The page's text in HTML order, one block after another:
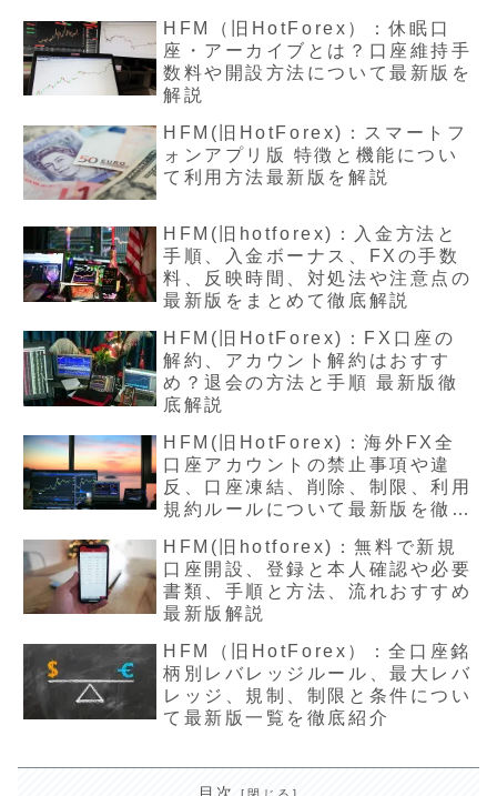
HFM（旧HotForex）：休眠口
座・アーカイブとは？口座維持手
数料や開設方法について最新版を
解説
HFM(旧HotForex)：スマートフ
ォンアプリ版 特徴と機能につい
て利用方法最新版を解説
HFM(旧hotforex)：入金方法と
手順、入金ボーナス、FXの手数
料、反映時間、対処法や注意点の
最新版をまとめて徹底解説
HFM(旧HotForex)：FX口座の
解約、アカウント解約はおすす
め？退会の方法と手順 最新版徹
底解説
HFM(旧HotForex)：海外FX全
口座アカウントの禁止事項や違
反、口座凍結、削除、制限、利用
規約ルールについて最新版を徹底
HFM(旧hotforex)：無料で新規
口座開設、登録と本人確認や必要
書類、手順と方法、流れおすすめ
最新版解説
HFM（旧HotForex）：全口座銘
柄別レバレッジルール、最大レバ
レッジ、規制、制限と条件につい
て最新版一覧を徹底紹介